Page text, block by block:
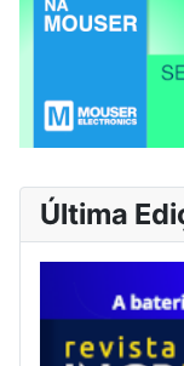
Última